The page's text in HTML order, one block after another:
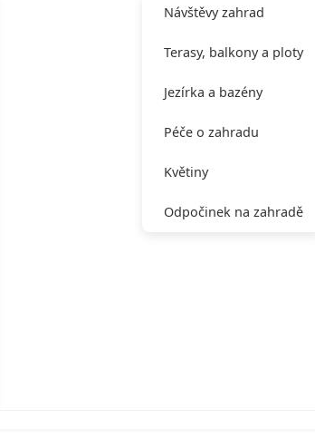
Návštěvy zahrad
Terasy, balkony a ploty
Jezírka a bazény
Péče o zahradu
Květiny
Odpočinek na zahradě